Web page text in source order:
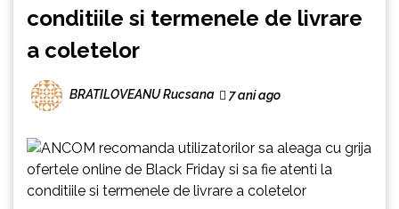
conditiile si termenele de livrare
a coletelor
BRATILOVEANU Rucsana 7 ani ago